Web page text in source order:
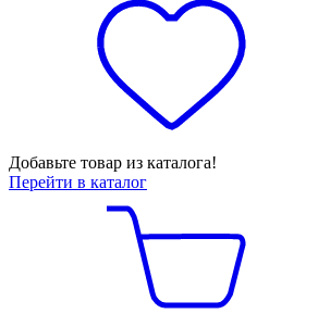
Добавьте товар из каталога!
Перейти в каталог